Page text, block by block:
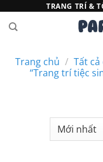
qua
TRANG TRÍ &
Trang chủ / Tất
“Trang trí tiệc